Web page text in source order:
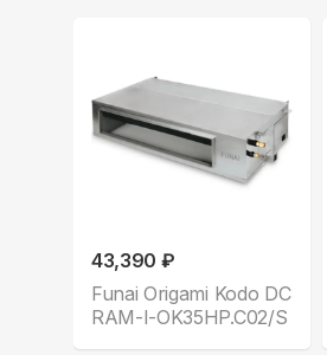
43,390 ₽
Funai Origami Kodo DC
RAM-I-OK35HP.C02/S